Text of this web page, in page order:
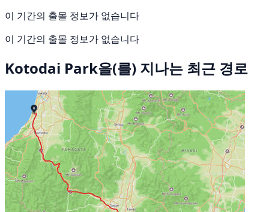
이 기간의 출몰 정보가 없습니다
이 기간의 출몰 정보가 없습니다
Kotodai Park을(를) 지나는 최근 경로